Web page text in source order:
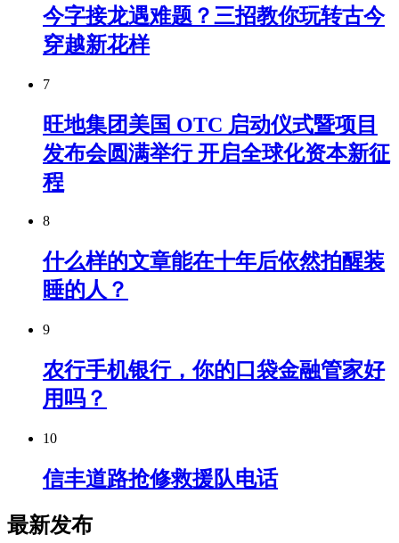
今字接龙遇难题？三招教你玩转古今
穿越新花样
7
旺地集团美国 OTC 启动仪式暨项目
发布会圆满举行 开启全球化资本新征
程
8
什么样的文章能在十年后依然拍醒装
睡的人？
9
农行手机银行，你的口袋金融管家好
用吗？
10
信丰道路抢修救援队电话
最新发布